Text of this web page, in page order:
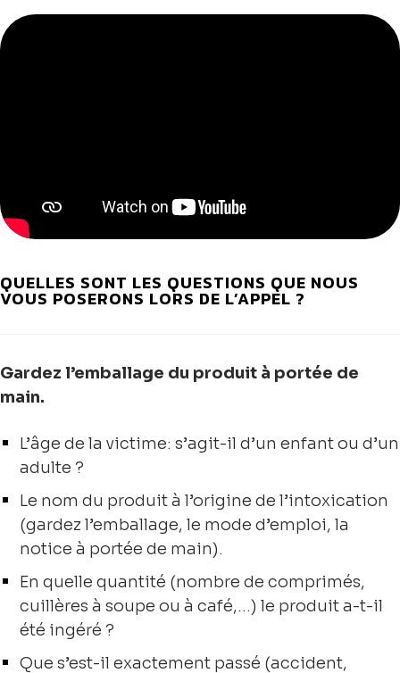
QUELLES SONT LES QUESTIONS QUE NOUS
VOUS POSERONS LORS DE L’APPEL ?
Gardez l’emballage du produit à portée de
main.
L’âge de la victime: s’agit-il d’un enfant ou d’un
adulte ?
Le nom du produit à l’origine de l’intoxication
(gardez l’emballage, le mode d’emploi, la
notice à portée de main).
En quelle quantité (nombre de comprimés,
cuillères à soupe ou à café,…) le produit a-t-il
été ingéré ?
Que s’est-il exactement passé (accident,